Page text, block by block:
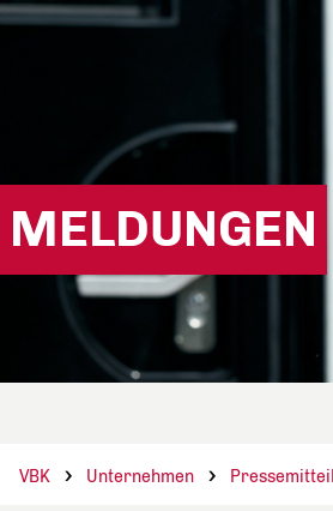
MELDUNGEN
VBK Unternehmen